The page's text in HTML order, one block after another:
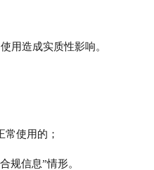
用造成实质性影响。
使用的；
规信息”情形。